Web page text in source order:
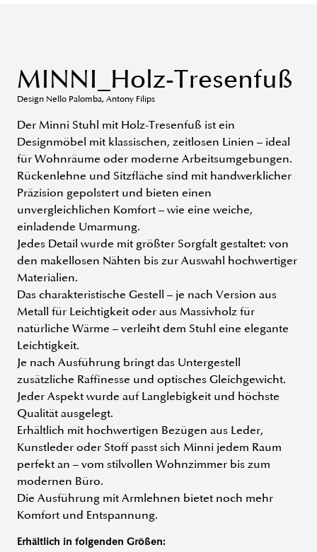
MINNI_Holz-Tresenfuß
Design Nello Palomba, Antony Filips
Der Minni Stuhl mit Holz-Tresenfuß ist ein
Designmöbel mit klassischen, zeitlosen Linien – ideal
für Wohnräume oder moderne Arbeitsumgebungen.
Rückenlehne und Sitzfläche sind mit handwerklicher
Präzision gepolstert und bieten einen
unvergleichlichen Komfort – wie eine weiche,
einladende Umarmung.
Jedes Detail wurde mit größter Sorgfalt gestaltet: von
den makellosen Nähten bis zur Auswahl hochwertiger
Materialien.
Das charakteristische Gestell – je nach Version aus
Metall für Leichtigkeit oder aus Massivholz für
natürliche Wärme – verleiht dem Stuhl eine elegante
Leichtigkeit.
Je nach Ausführung bringt das Untergestell
zusätzliche Raffinesse und optisches Gleichgewicht.
Jeder Aspekt wurde auf Langlebigkeit und höchste
Qualität ausgelegt.
Erhältlich mit hochwertigen Bezügen aus Leder,
Kunstleder oder Stoff passt sich Minni jedem Raum
perfekt an – vom stilvollen Wohnzimmer bis zum
modernen Büro.
Die Ausführung mit Armlehnen bietet noch mehr
Komfort und Entspannung.
Erhältlich in folgenden Größen: